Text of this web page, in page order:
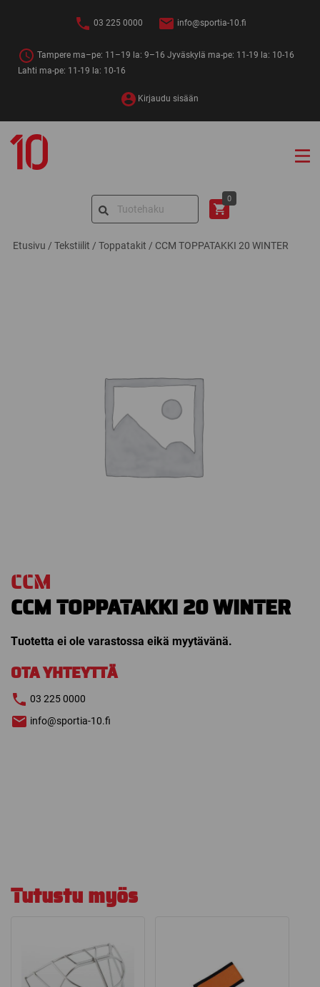
03 225 0000 info@sportia-10.fi
Tampere ma–pe: 11–19 la: 9–16 Jyväskylä ma-pe: 11-19 la: 10-16
Lahti ma-pe: 11-19 la: 10-16
Kirjaudu sisään
10
Search
0
Etusivu / Tekstiilit / Toppatakit / CCM TOPPATAKKI 20 WINTER
CCM
CCM TOPPATAKKI 20 WINTER
Tuotetta ei ole varastossa eikä myytävänä.
OTA YHTEYTTÄ
03 225 0000
info@sportia-10.fi
Tutustu myös